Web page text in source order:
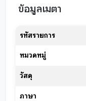
ข้อมูลเมตา
รหัสรายการ
หมวดหมู่
วัสดุ
ภาษา